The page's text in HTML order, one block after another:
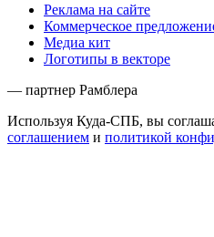
Реклама на сайте
Коммерческое
Медиа кит
Логотипы в векторе
— партнер Рамблера
Используя Куда-СПБ, вы
соглашением и политикой